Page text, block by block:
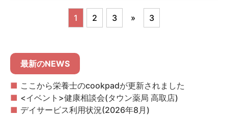
1 2 3 » 3
最新のNEWS
ここから栄養士のcookpadが更新されました
<イベント>健康相談会(タウン薬局 高取店)
デイサービス利用状況(2026年8月)